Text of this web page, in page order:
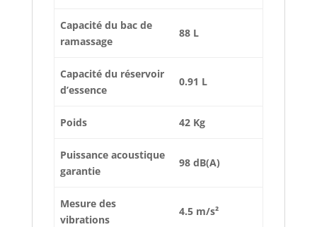
Capacité du bac de
ramassage
88 L
Capacité du réservoir
d’essence
0.91 L
Poids 42 Kg
Puissance acoustique
garantie
98 dB(A)
Mesure des
vibrations
4.5 m/s²